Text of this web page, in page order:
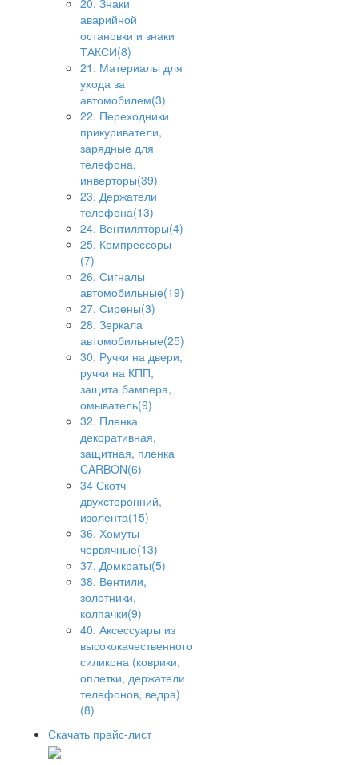
20. Знаки
аварийной
остановки и знаки
ТАКСИ(8)
21. Материалы для
ухода за
автомобилем(3)
22. Переходники
прикуриватели,
зарядные для
телефона,
инверторы(39)
23. Держатели
телефона(13)
24. Вентиляторы(4)
25. Компрессоры
(7)
26. Сигналы
автомобильные(19)
27. Сирены(3)
28. Зеркала
автомобильные(25)
30. Ручки на двери,
ручки на КПП,
защита бампера,
омыватель(9)
32. Пленка
декоративная,
защитная, пленка
CARBON(6)
34 Скотч
двухсторонний,
изолента(15)
36. Хомуты
червячные(13)
37. Домкраты(5)
38. Вентили,
золотники,
колпачки(9)
40. Аксессуары из
высококачественного
силикона (коврики,
оплетки, держатели
телефонов, ведра)
(8)
Скачать прайс-лист